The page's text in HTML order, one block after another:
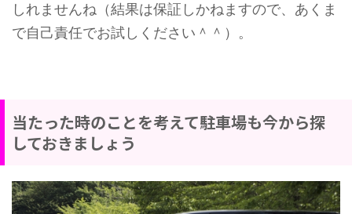
しれませんね（結果は保証しかねますので、あくま
で自己責任でお試しください＾＾）。
当たった時のことを考えて駐車場も今から探
しておきましょう